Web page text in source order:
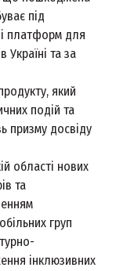
під
і платформ для
Україні та за
який
подій та
призму досвіду
області нових
та
груп
інклюзивних